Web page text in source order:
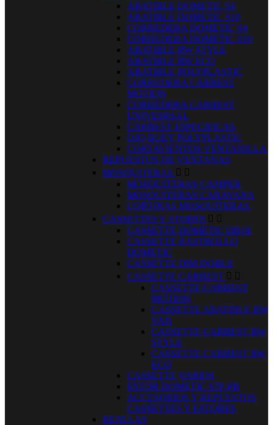
ABATIBLE DOMETIC S4
ABATIBLE DOMETIC S10
CORREDERA DOMETIC S4
CORREDERA DOMETIC S10
ABATIBLE RW STYLE
ABATIBLE RW ECO
ABATIBLE POLYPLASTIC
CORREDERA CARBEST
MOTION
CORREDERA CARBEST
UNIVESRSAL
CARBEST ESPECIFICAS
OJO BUEY POLYPLASTIC
CORTAVIENTOS VENTANILLA
REPUESTOS DE VENTANAS
MOSQUITERAS  
MOSQUITERAS CAMPER
MOSQUITERAS CARAVANA
CORTINAS MOSQUITERAS.
CASSETTES Y STORES  
CASSETTE DOMETIC DB1R
CASSETTE RASTROLLO
DOMETIC
CASSETTE DIM DOBLE
CASSETTE CARBEST  
CASSETTE CARBEST
MOTION
CASSETTE ABATIBLE RW
VAN
CASSETTE CARBEST RW
STYLE
CASSETTE CARBEST RW
ECO
CASSETTE VARIOS
ESTOR DOMETIC S7P-PB
ACCESORIOS Y REPUESTOS
CASSETTES Y ESTORES
REJILLAS